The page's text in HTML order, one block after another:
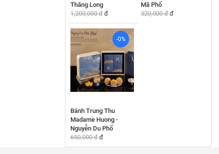
Thăng Long
1,200,000 đ đ
Mã Phố
320,000 đ đ
-0%
Bánh Trung Thu
Madame Huong -
Nguyễn Du Phố
650,000 đ đ